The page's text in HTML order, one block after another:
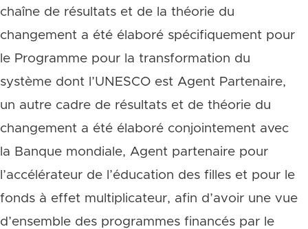
chaîne de résultats et de la théorie du
changement a été élaboré spécifiquement pour
le Programme pour la transformation du
système dont l’UNESCO est Agent Partenaire,
un autre cadre de résultats et de théorie du
changement a été élaboré conjointement avec
la Banque mondiale, Agent partenaire pour
l’accélérateur de l’éducation des filles et pour le
fonds à effet multiplicateur, afin d’avoir une vue
d’ensemble des programmes financés par le